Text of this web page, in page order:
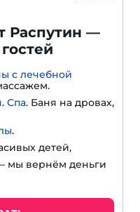
Распутин —
с лечебной
. Спа. Баня на дровах,
.
детей,
мы вернём деньги